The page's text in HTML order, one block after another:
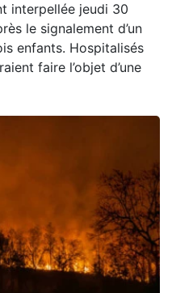
interpellée jeudi 30
le signalement d’un
enfants. Hospitalisés
faire l’objet d’une